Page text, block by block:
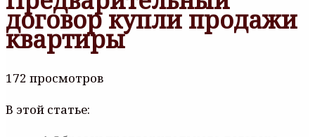
договор купли продажи
квартиры
172 просмотров
В этой статье: